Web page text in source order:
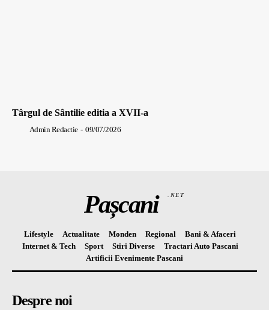
Târgul de Sântilie editia a XVII-a
Admin Redactie - 09/07/2026
Pașcani .NET
Lifestyle Actualitate Monden Regional
Bani & Afaceri
Internet & Tech
Sport Stiri Diverse
Tractari Auto Pascani
Artificii Evenimente Pascani
Despre noi